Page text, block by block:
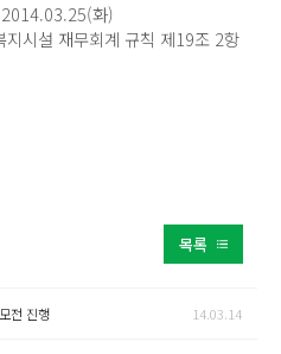
화)
시설 재무회계 규칙 제19조 2항
목록
전 진행 14.03.14